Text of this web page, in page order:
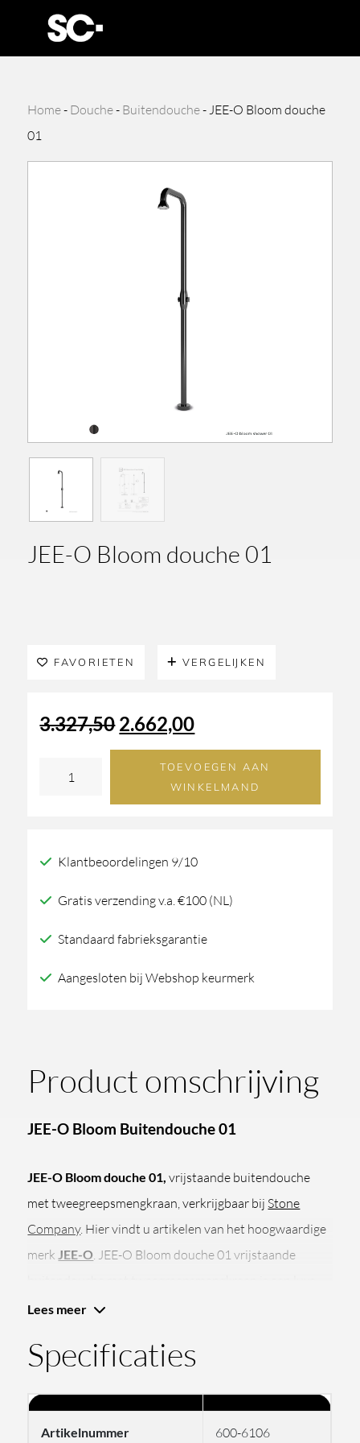
Home- Douche- Buitendouche-JEE-O Bloom douche
01
JEE-O Bloom douche 01
FAVORIETEN VERGELIJKEN
3.327,50Oorspronkelijke
was:
2.662,00Huidige
prijs
is:
aantal
TOEVOEGEN AAN
WINKELMAND
Klantbeoordelingen 9/10
Gratis verzending v.a. €100 (NL)
Standaard fabrieksgarantie
Aangesloten bij Webshop keurmerk
Product omschrijving
JEE-O Bloom Buitendouche 01
JEE-O Bloom douche 01, vrijstaande buitendouche
met tweegreepsmengkraan, verkrijgbaar bijStone
Company. Hier vindt u artikelen van het hoogwaardige
merkJEE-O. JEE-O Bloom douche 01 vrijstaande
design douche uit de Bloom-serie van JEE-O,
tuinen, wellnessruimtes, poolhouses en high-end
Lees meer
Specificaties
Artikelnummer 600-6106